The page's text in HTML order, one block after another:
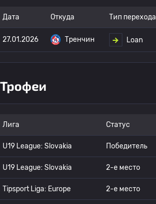
Дата Откуда Тип перехода
27.01.2026 Тренчин Loan
Трофеи
Лига Статус
U19 League: Slovakia Победитель
U19 League: Slovakia 2-е место
Tipsport Liga: Europe 2-е место